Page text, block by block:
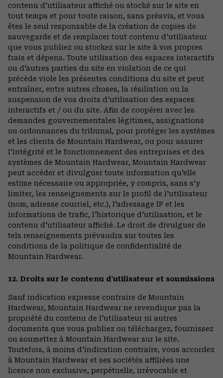
contenu d'utilisateur affiché ou stocké sur le site en
tout temps et pour toute raison, sans préavis, et vous
êtes le seul responsable de la création de copies de
sauvegarde et de remplacer tout contenu d'utilisateur
que vous publiez ou stockez sur le site à vos propres
frais et dépens. Toute utilisation des espaces interactifs
ou d'autres parties du site en violation de ce qui
précède viole les présentes conditions du site et peut
entraîner, entre autres choses, la résiliation ou la
suspension de vos droits d'utilisation des espaces
interactifs et / ou du site. Afin de coopérer avec les
demandes gouvernementales légitimes, assignations
ou ordonnances du tribunal, pour protéger les systèmes
et les clients de Mountain Hardwear, ou pour assurer
l'intégrité et le fonctionnement des entreprises et des
systèmes de Mountain Hardwear, Mountain Hardwear
peut accéder et divulguer toute information qu'elle
estime nécessaire ou appropriée, y compris, sans s’y
limiter, les renseignements sur le profil de l'utilisateur
(nom, adresse courriel, etc.), l'adressage IP et les
informations de trafic, l'historique d'utilisation, et le
contenu d'utilisateur affiché. Le droit de divulguer de
tels renseignements prévaudra sur toutes les
conditions de la politique de confidentialité de
Mountain Hardwear.
12. Droits sur le contenu d'utilisateur et soumissions
Sauf indication expresse contraire de Mountain
Hardwear, Mountain Hardwear ne revendique pas la
propriété du contenu de l'utilisateur ni autres
documents que vous publiez ou téléchargez, fournissez
ou soumettez à Mountain Hardwear sur le site.
Toutefois, à moins d'indication contraire, vous accordez
à Mountain Hardwear et ses sociétés affiliées une
licence non exclusive, perpétuelle, irrévocable et